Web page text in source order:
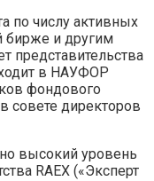
по числу активных
бирже и другим
представительства
в НАУФОР
фондового
совете директоров
высокий уровень
RAEX («Эксперт